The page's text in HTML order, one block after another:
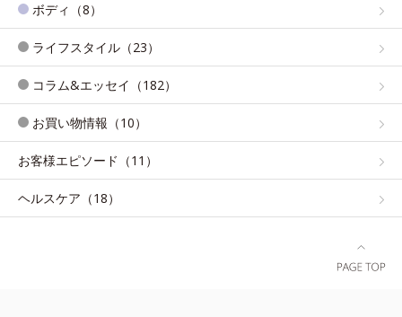
ボディ（8）
ライフスタイル（23）
コラム&エッセイ（182）
お買い物情報（10）
お客様エピソード（11）
ヘルスケア（18）